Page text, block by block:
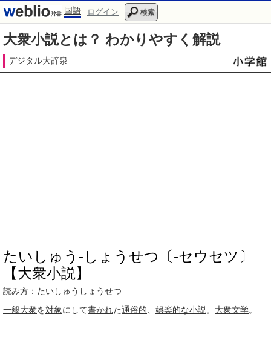
国語 ログイン 検索
大衆小説とは？ わかりやすく解説
デジタル大辞泉
たいしゅう‐しょうせつ〔‐セウセツ〕
【大衆小説】
読み方：たいしゅうしょうせつ
一般大衆を対象にして書かれた通俗的 娯楽的な小説 。 大衆文学。